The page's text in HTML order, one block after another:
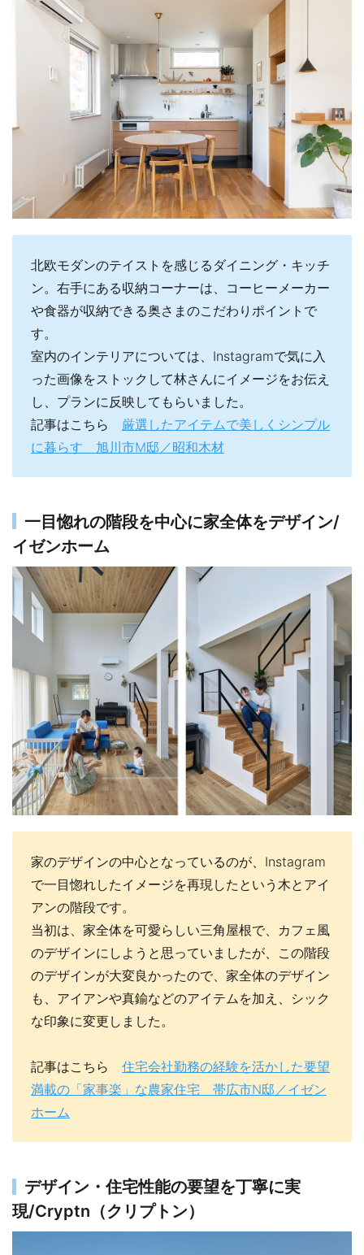
北欧モダンのテイストを感じるダイニング・キッチ
ン。右手にある収納コーナーは、コーヒーメーカー
や食器が収納できる奥さまのこだわりポイントで
す。
室内のインテリアについては、Instagramで気に入
った画像をストックして林さんにイメージをお伝え
し、プランに反映してもらいました。
記事はこちら 厳選したアイテムで美しくシンプル
に暮らす 旭川市M邸／昭和木材
一目惚れの階段を中心に家全体をデザイン/
イゼンホーム
家のデザインの中心となっているのが、Instagram
で一目惚れしたイメージを再現したという木とアイ
アンの階段です。
当初は、家全体を可愛らしい三角屋根で、カフェ風
のデザインにしようと思っていましたが、この階段
のデザインが大変良かったので、家全体のデザイン
も、アイアンや真鍮などのアイテムを加え、シック
な印象に変更しました。
記事はこちら 住宅会社勤務の経験を活かした要望
満載の「家事楽」な農家住宅 帯広市N邸／イゼン
ホーム
デザイン・住宅性能の要望を丁寧に実
現/Cryptn（クリプトン）